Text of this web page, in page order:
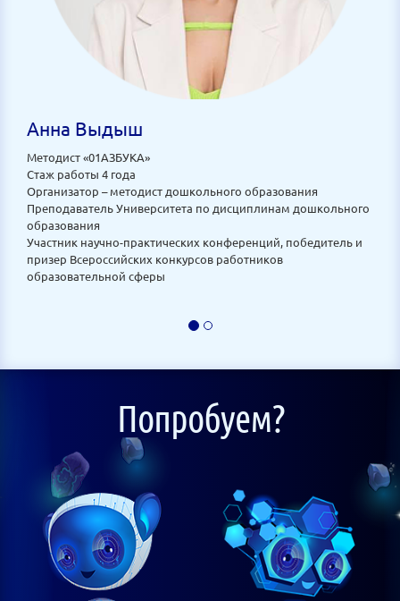
Анна Выдыш
Методист «01АЗБУКА»
Стаж работы 4 года
Организатор – методист дошкольного образования
Преподаватель Университета по дисциплинам дошкольного
образования
Участник научно-практических конференций, победитель и
призер Всероссийских конкурсов работников
образовательной сферы
Попробуем?